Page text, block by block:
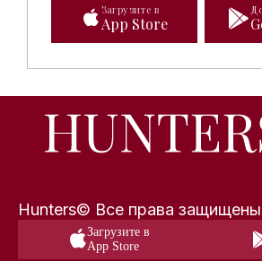
Загрузите в
App Store
Hunters© Все права защищены
Загрузите в
App Store